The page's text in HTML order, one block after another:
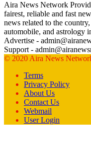
Aira News Network
fairest, reliable and fast
news related to the
automobile, and astrology
Advertise -
Support -
© 2020 Aira News
Terms
Privacy Policy
About Us
Contact Us
Webmail
User Login